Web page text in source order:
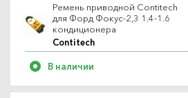
Ремень приводной Contitech
для Форд Фокус-2,3 1.4-1.6
кондиционера
Contitech
В наличии